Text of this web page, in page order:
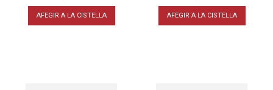
AFEGIR A LA CISTELLA AFEGIR A LA CISTELLA